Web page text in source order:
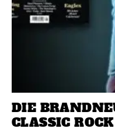
DIE
CLASSIC ROCK